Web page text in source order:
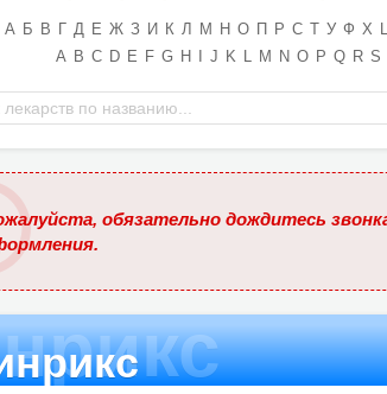
А Б В Г Д Е Ж З И К Л М Н О П Р С Т У Ф Х
A B C D E F G H J K L M N O P Q R S
обязательно дождитесь